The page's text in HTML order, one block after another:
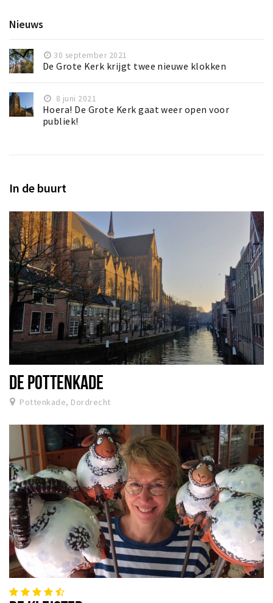
Nieuws
30 september 2021
De Grote Kerk krijgt twee nieuwe klokken
8 juni 2021
Hoera! De Grote Kerk gaat weer open voor
publiek!
In de buurt
DE POTTENKADE
Pottenkade, Dordrecht